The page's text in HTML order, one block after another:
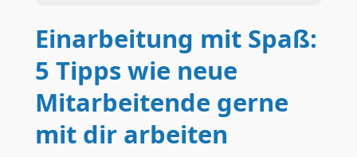
Einarbeitung mit Spaß:
5 Tipps wie neue
Mitarbeitende gerne
mit dir arbeiten